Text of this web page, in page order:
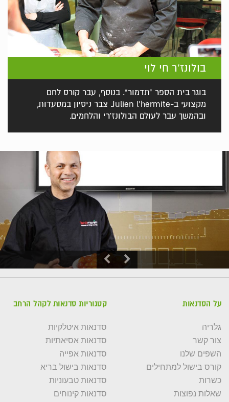
בולונז'ר חי לוי
בוגר בית הספר "תדמור". בנוסף, עבר קורס לחם
מקצועי ב-Julien l'hermite. צבר ניסיון במסעדות,
ובהמשך עבר לעולם הבולונז'רי והלחמים.
על הסדנאות
גלריה
צור קשר
השפים שלנו
קורס בישול למתחילים
כשרות
שאלות נפוצות
קטגוריות סדנאות לקהל הרחב
סדנאות איטלקיות
סדנאות אסיאתיות
סדנאות אפייה
סדנאות בישול בריא
סדנאות טבעוניות
סדנאות קינוחים